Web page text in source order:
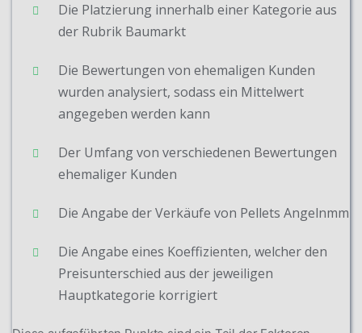
Die Platzierung innerhalb einer Kategorie aus
der Rubrik Baumarkt
Die Bewertungen von ehemaligen Kunden
wurden analysiert, sodass ein Mittelwert
angegeben werden kann
Der Umfang von verschiedenen Bewertungen
ehemaliger Kunden
Die Angabe der Verkäufe von Pellets Angelnmm
Die Angabe eines Koeffizienten, welcher den
Preisunterschied aus der jeweiligen
Hauptkategorie korrigiert